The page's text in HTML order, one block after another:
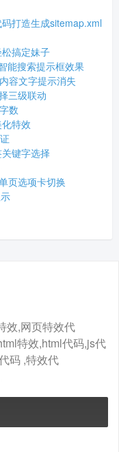
打造生成sitemap.xml
搞定妹子
能搜索提示框效果
容文字提示消失
三级联动
数
特效
键字选择
页选项卡切换
效,网页特效代
特效,html代码,js代
码 ,特效代